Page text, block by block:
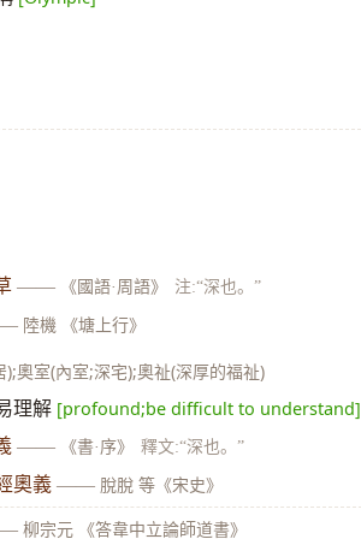
—— 《國語·周語》 注:“深也。”
陸機 《塘上行》
);奧室(內室;深宅);奧祉(深厚的福祉)
理解 [profound;be difficult to understand]
—— 《書·序》 釋文:“深也。”
奧義 —— 脫脫 等《宋史》
柳宗元 《答韋中立論師道書》